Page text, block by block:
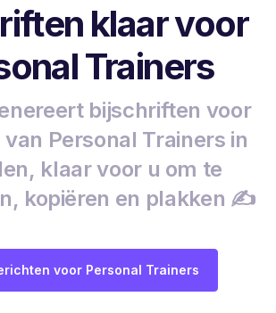
klaar voor
Trainers
bijschriften voor
Personal Trainers in
klaar voor u om te
kopiëren en plakken ✍️
voor Personal Trainers